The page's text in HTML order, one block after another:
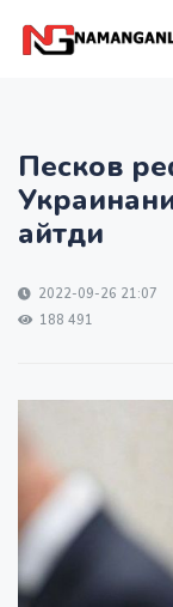
Песков
айтди
2022-09-26 21:07
188 491